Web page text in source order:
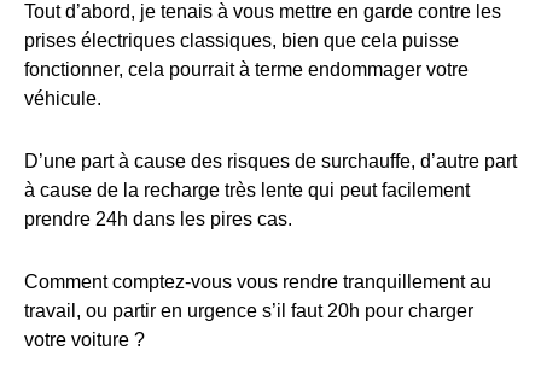
Tout d’abord, je tenais à vous mettre en garde contre les
prises électriques classiques, bien que cela puisse
fonctionner, cela pourrait à terme endommager votre
véhicule.
D’une part à cause des risques de surchauffe, d’autre part
à cause de la recharge très lente qui peut facilement
prendre 24h dans les pires cas.
Comment comptez-vous vous rendre tranquillement au
travail, ou partir en urgence s’il faut 20h pour charger
votre voiture ?